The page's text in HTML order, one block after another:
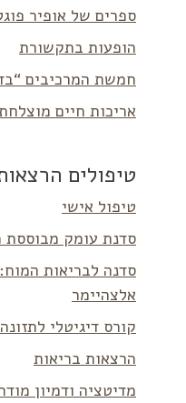
ספרים של אופיר
הופעות בתקשורת
חמשת המרכיבים
אריכות חיים
טיפולים
טיפול אישי
סדנת עומק
סדנה לבריאות
אלצהיימר
קורס דיגיטלי
הרצאות בריאות
מדיטציה ודמיון